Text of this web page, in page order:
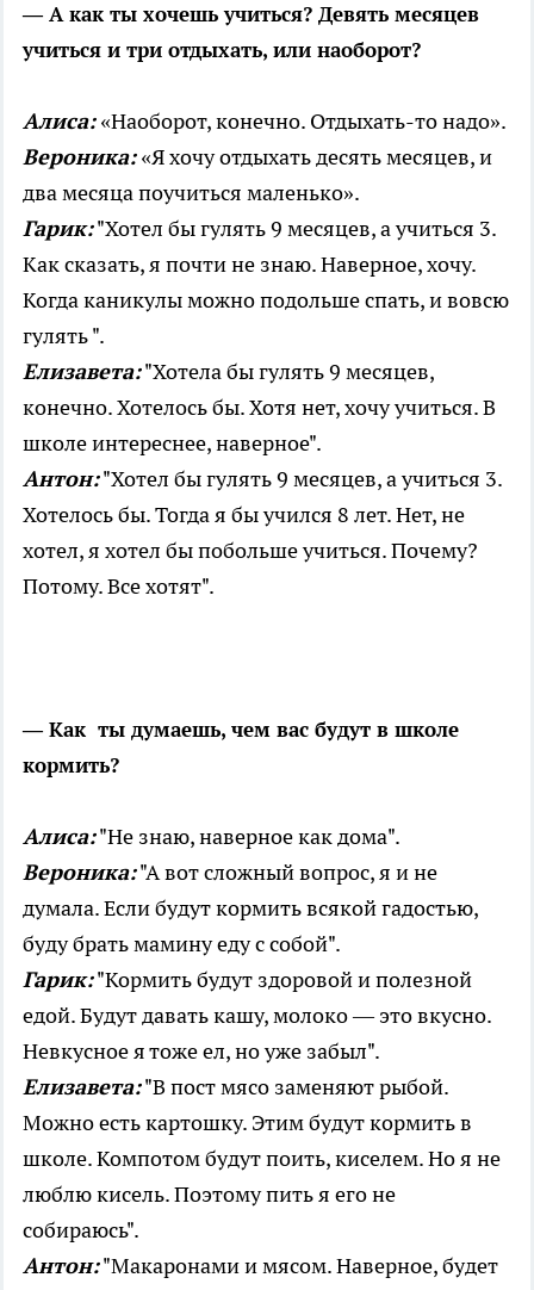
—А как ты хочешь учиться? Девять месяцев
учиться и три отдыхать, или наоборот?
Алиса:«Наоборот, конечно. Отдыхать-то надо».
Вероника:«Я хочу отдыхать десять месяцев, и
два месяца поучиться маленько».
Гарик:"Хотел бы гулять 9 месяцев, а учиться 3.
Как сказать, я почти не знаю. Наверное, хочу.
Когда каникулы можно подольше спать, и вовсю
гулять ".
Елизавета:"Хотела бы гулять 9 месяцев,
конечно. Хотелось бы. Хотя нет, хочу учиться. В
школе интереснее, наверное".
Антон:"Хотел бы гулять 9 месяцев, а учиться 3.
Хотелось бы. Тогда я бы учился 8 лет. Нет, не
хотел, я хотел бы побольше учиться. Почему?
Потому. Все хотят".
—Как ты думаешь, чем вас будут в школе
кормить?
Алиса:"Не знаю, наверное как дома".
Вероника:"А вот сложный вопрос, я и не
думала. Если будут кормить всякой гадостью,
буду брать мамину еду с собой".
Гарик:"Кормить будут здоровой и полезной
едой. Будут давать кашу, молоко — это вкусно.
Невкусное я тоже ел, но уже забыл".
Елизавета:"В пост мясо заменяют рыбой.
Можно есть картошку. Этим будут кормить в
школе. Компотом будут поить, киселем. Но я не
люблю кисель. Поэтому пить я его не
собираюсь".
Антон:"Макаронами и мясом. Наверное, будет